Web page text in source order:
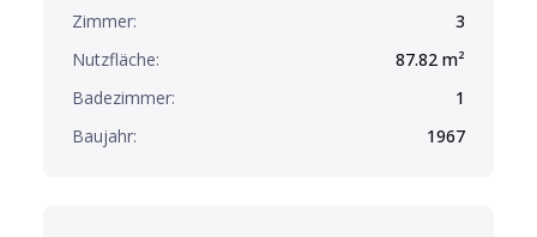
Zimmer:
3
Nutzfläche:
87.82 m²
Badezimmer:
1
Baujahr:
1967